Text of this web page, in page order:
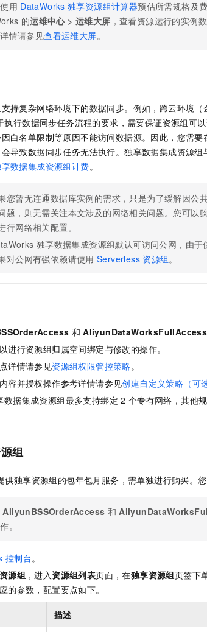
用 DataWorks 独享资源组计算器预估所需规格及
的运维中心>运维大屏 ，查看资源运行的实例
情请参见查看运维大屏。
持复杂网络环境下的数据同步。例如，跨云环境
执行数据同步任务流程的要求，需要保证资源组可
白名单限制等原因不能访问数据源。因此，您需
导致数据同步任务无法执行。独享数据集成资源
数据集成资源组计费。
您暂无连通数据库实例的需求，只是为了缓解因公
题，则无需关注本文涉及的网络相关问题。您可以
行网络相关配置。
独享数据集成资源组默认可访问公网，由于
对公网有强依赖请使用 Serverless 资源组。
和 AliyunDataWorksFullAccess
进行资源组归属空间绑定与修改的操作。
详情请参见资源组权限管控策略。
容并授权操作参考详情请参见创建自定义策略（可选
数据集成资源组最多支持绑定 2 个专有网络，其他
组
供独享资源组的包年包月服务，需单独进行购买。您
AliyunBSSOrderAccess 和
。
控制台。
资源组 ，进入资源组列表页面，在独享资源组页签下
的参数，配置要点如下。
描述
应用
个 AI 助手